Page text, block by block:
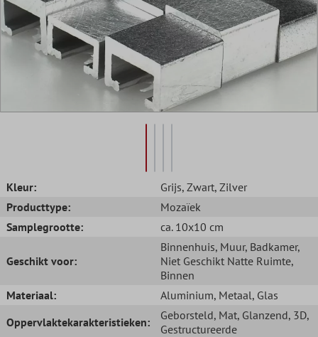
Kleur: Grijs, Zwart, Zilver
Producttype:
Mozaïek
Samplegrootte:
ca. 10x10 cm
Geschikt voor:
Binnenhuis, Muur, Badkamer,
Niet Geschikt Natte Ruimte,
Binnen
Materiaal:
Aluminium, Metaal, Glas
Oppervlaktekarakteristieken:
Geborsteld, Mat, Glanzend, 3D,
Gestructureerde